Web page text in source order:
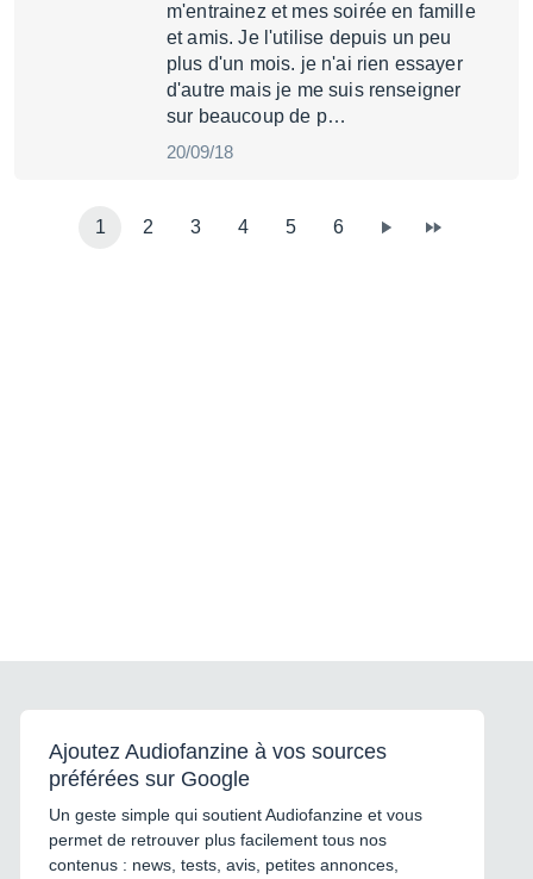
m'entrainez et mes soirée en famille
et amis. Je l'utilise depuis un peu
plus d'un mois. je n'ai rien essayer
d'autre mais je me suis renseigner
sur beaucoup de p…
20/09/18
1 2 3 4 5 6
Ajoutez Audiofanzine à vos sources
préférées sur Google
Un geste simple qui soutient Audiofanzine et vous
permet de retrouver plus facilement tous nos
contenus : news, tests, avis, petites annonces,